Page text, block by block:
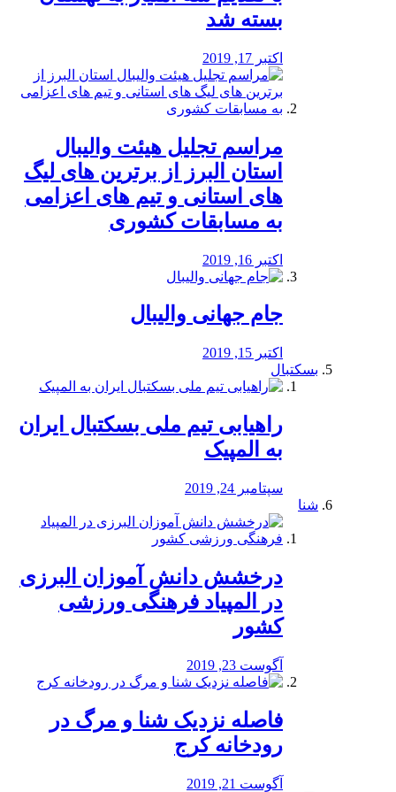
بسته شد
اکتبر 17, 2019
مراسم تجلیل هیئت والیبال
استان البرز از برترین های لیگ
های استانی و تیم های اعزامی
به مسابقات کشوری
اکتبر 16, 2019
جام جهانی والیبال
اکتبر 15, 2019
بسکتبال
راهیابی تیم ملی بسکتبال ایران
به المپیک
سپتامبر 24, 2019
شنا
درخشش دانش آموزان البرزی
در المپیاد فرهنگی ورزشی
کشور
آگوست 23, 2019
️فاصله نزدیک شنا و مرگ در
رودخانه کرج
آگوست 21, 2019